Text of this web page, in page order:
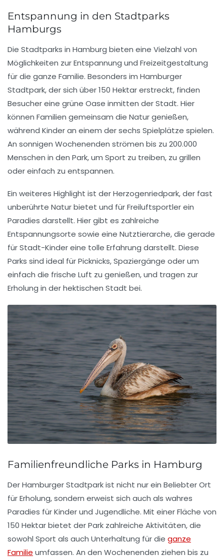
Entspannung in den Stadtparks
Hamburgs
Die Stadtparks in Hamburg bieten eine Vielzahl von
Möglichkeiten zurEntspannung und Freizeitgestaltung
für die ganze Familie. Besonders im Hamburger
Stadtpark, der sich über 150 Hektar erstreckt, finden
Besucher eine grüne Oase inmitten der Stadt. Hier
können Familien gemeinsam die Natur genießen,
während Kinder an einem der sechs Spielplätze spielen.
An sonnigen Wochenenden strömen bis zu 200.000
Menschen in den Park, um Sport zu treiben, zu grillen
oder einfach zu entspannen.
Ein weiteres Highlight ist derHerzogenriedpark, der fast
unberührte Natur bietet und fürFreiluftsportlerein
Paradies darstellt. Hier gibt es zahlreiche
Entspannungsorte sowie eine Nutztierarche, die gerade
für Stadt-Kinder eine tolle Erfahrung darstellt. Diese
Parks sind ideal für Picknicks, Spaziergänge oder um
einfach die frische Luft zu genießen, und tragen zur
Erholung in der hektischen Stadt bei.
Familienfreundliche Parks in Hamburg
Der Hamburger Stadtpark ist nicht nur ein Beliebter Ort
fürErholung, sondern erweist sich auch als wahres
Paradies für Kinderund Jugendliche. Mit einer Fläche von
150 Hektar bietet der Park zahlreiche Aktivitäten, die
sowohl Sport als auch Unterhaltung für die ganze
Familie umfassen. An den Wochenenden ziehen bis zu